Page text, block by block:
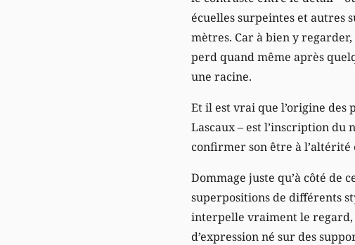
écuelles surpeintes et autres
mètres. Car à bien y
perd quand même après
une racine.
Et il est vrai que l’origine
Lascaux – est l’inscription du
confirmer son être à l’altérité
Dommage juste qu’à côté de
superpositions de différents
interpelle vraiment le regard,
d’expression né sur des